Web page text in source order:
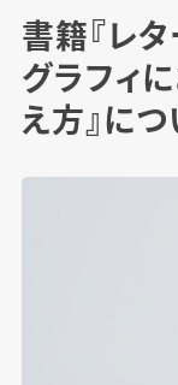
書籍『レ
グラフィ
え方』に